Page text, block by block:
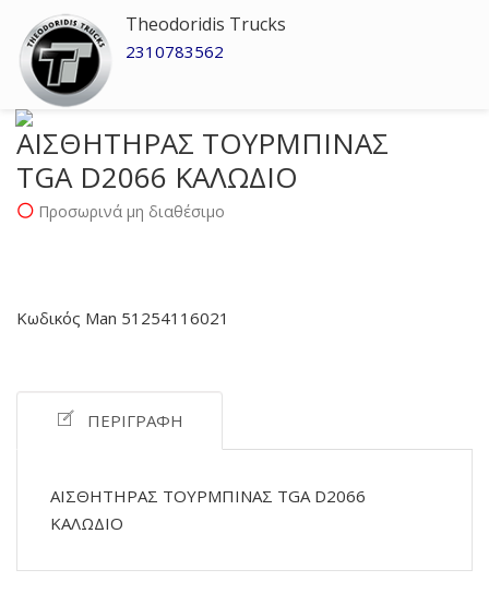
Theodoridis Trucks
2310783562
ΑΙΣΘΗΤΗΡΑΣ ΤΟΥΡΜΠΙΝΑΣ
TGA D2066 ΚΑΛΩΔΙΟ
Προσωρινά μη διαθέσιμο
Κωδικός Man 51254116021
ΠΕΡΙΓΡΑΦΉ
ΑΙΣΘΗΤΗΡΑΣ ΤΟΥΡΜΠΙΝΑΣ TGA D2066
ΚΑΛΩΔΙΟ